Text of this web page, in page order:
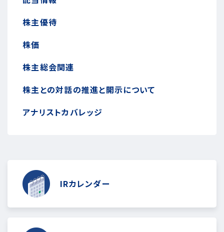
株主優待
株価
株主総会関連
株主との対話の推進と開示について
アナリストカバレッジ
IRカレンダー